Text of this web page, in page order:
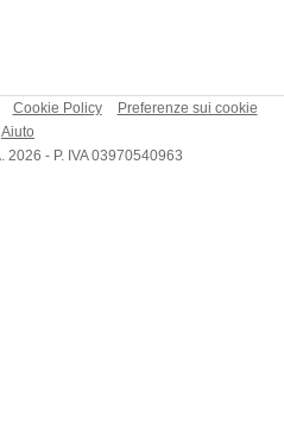
Cookie Policy
Preferenze sui cookie
Aiuto
2026 - P. IVA 03970540963